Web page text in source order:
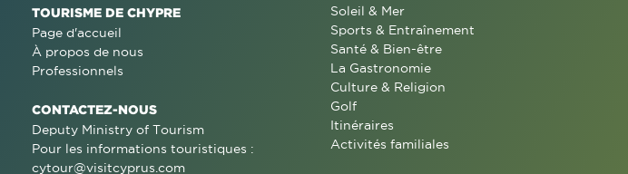
TOURISME DE CHYPRE
Page d'accueil
À propos de nous
Professionnels
CONTACTEZ-NOUS
Deputy Ministry of Tourism
Pour les informations touristiques :
cytour@visitcyprus.com
Soleil & Mer
Sports & Entraînement
Santé & Bien-être
La Gastronomie
Culture & Religion
Golf
Itinéraires
Activités familiales